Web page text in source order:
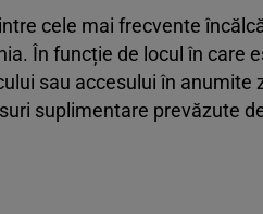
cele mai frecvente
În funcție de locul în care
sau accesului în anumite
suplimentare prevăzute